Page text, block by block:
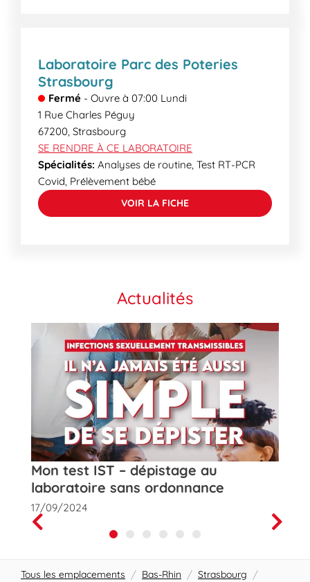
Laboratoire Parc des Poteries
Strasbourg
Fermé - Ouvre à 07:00 Lundi
1 Rue Charles Péguy
67200, Strasbourg
SE RENDRE À CE LABORATOIRE
Spécialités: Analyses de routine, Test RT-PCR
Covid, Prélèvement bébé
VOIR LA FICHE
Actualités
Mon test IST – dépistage au
laboratoire sans ordonnance
17/09/2024
Prev
Next
Tous les emplacements / Bas-Rhin / Strasbourg /